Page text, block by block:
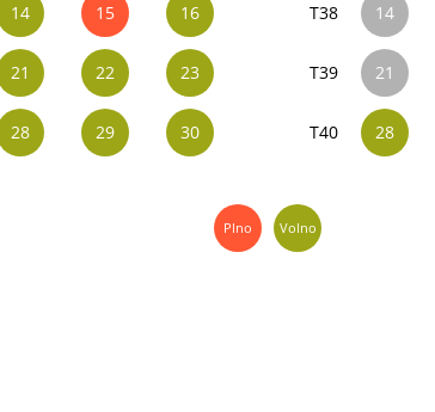
14 15 16
21 22 23
28 29 30
T38 14
T39 21
T40 28
Plno Volno